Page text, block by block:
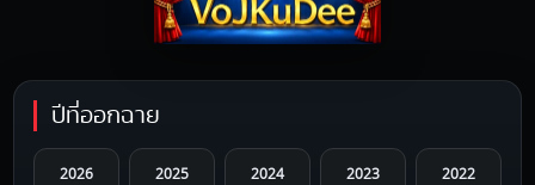
ปีที่ออกฉาย
2026 2025 2024 2023 2022